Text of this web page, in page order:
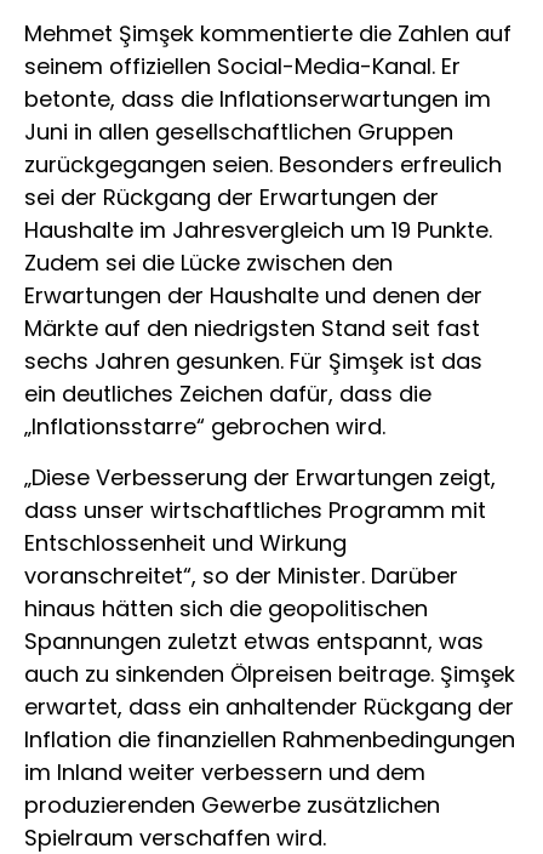
Mehmet Şimşek kommentierte die Zahlen auf
seinem offiziellen Social-Media-Kanal. Er
betonte, dass die Inflationserwartungen im
Juni in allen gesellschaftlichen Gruppen
zurückgegangen seien. Besonders erfreulich
sei der Rückgang der Erwartungen der
Haushalte im Jahresvergleich um 19 Punkte.
Zudem sei die Lücke zwischen den
Erwartungen der Haushalte und denen der
Märkte auf den niedrigsten Stand seit fast
sechs Jahren gesunken. Für Şimşek ist das
ein deutliches Zeichen dafür, dass die
„Inflationsstarre“ gebrochen wird.
„Diese Verbesserung der Erwartungen zeigt,
dass unser wirtschaftliches Programm mit
Entschlossenheit und Wirkung
voranschreitet“, so der Minister. Darüber
hinaus hätten sich die geopolitischen
Spannungen zuletzt etwas entspannt, was
auch zu sinkenden Ölpreisen beitrage. Şimşek
erwartet, dass ein anhaltender Rückgang der
Inflation die finanziellen Rahmenbedingungen
im Inland weiter verbessern und dem
produzierenden Gewerbe zusätzlichen
Spielraum verschaffen wird.